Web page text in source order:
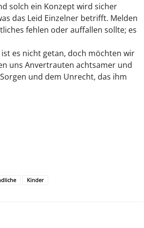
solch ein Konzept wird sicher
das Leid Einzelner betrifft. Melden
fehlen oder auffallen sollte; es
es nicht getan, doch möchten wir
uns Anvertrauten achtsamer und
und dem Unrecht, das ihm
Kinder